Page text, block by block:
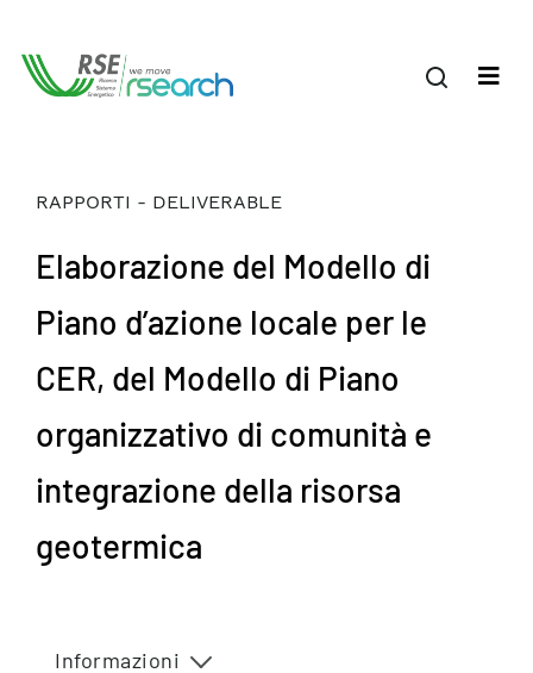
RAPPORTI - DELIVERABLE
Elaborazione del Modello di
Piano d’azione locale per le
CER, del Modello di Piano
organizzativo di comunità e
integrazione della risorsa
geotermica
Informazioni